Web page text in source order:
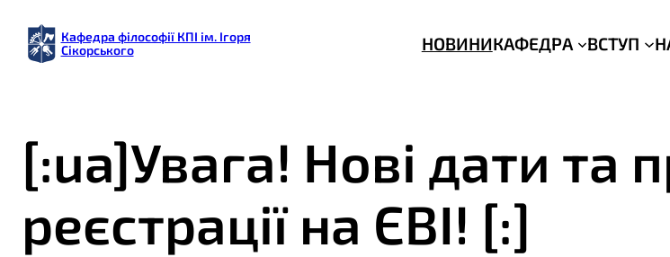
Кафедра філософії КПІ ім. Ігоря
Сікорського
НОВИНИКАФЕДРА ВСТУП
[:ua]Увага! Нові дати та
реєстрації на ЄВІ! [:]